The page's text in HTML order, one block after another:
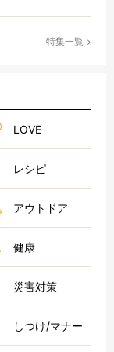
特集一覧
LOVE
レシピ
アウトドア
健康
災害対策
しつけ/マナー